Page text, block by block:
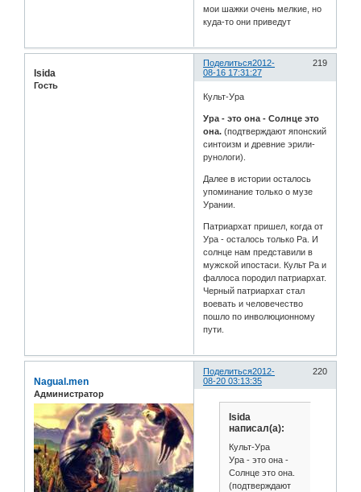
мои шажки очень мелкие, но
куда-то они приведут
Поделиться 219
2012-
08-16 17:31:27
Isida
Гость
Культ-Ура
Ура - это она - Солнце это
она.(подтверждают японский
синтоизм и древние эрили-
рунологи).
Далее в истории осталось
упоминание только о музе
Урании.
Патриархат пришел, когда от
Ура - осталось только Ра. И
солнце нам представили в
мужской ипостаси. Культ Ра и
фаллоса породил патриархат.
Черный патриархат стал
воевать и человечество
пошло по инволюционному
пути.
Поделиться 220
2012-
08-20 03:13:35
Nagual.men
Администратор
Isida
написал(а):
Культ-Ура
Ура - это она -
Солнце это она.
(подтверждают